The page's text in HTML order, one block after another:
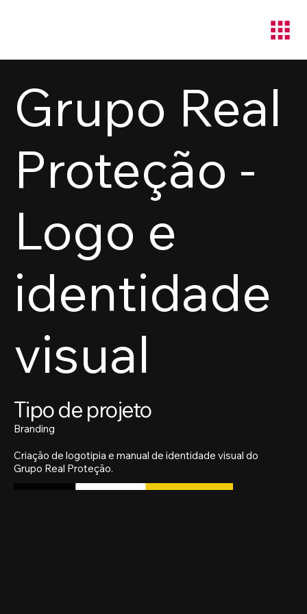
Grupo Real
Proteção -
Logo e
identidade
visual
Tipo de projeto
Branding
Criação de logotipia e manual de identidade visual do
Grupo Real Proteção.